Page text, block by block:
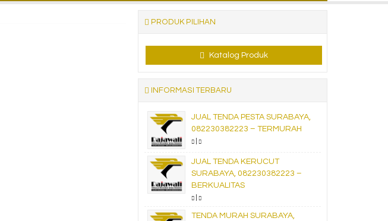
PRODUK PILIHAN
Katalog Produk
INFORMASI TERBARU
JUAL TENDA PESTA SURABAYA,
082230382223 – TERMURAH
|
JUAL TENDA KERUCUT
SURABAYA, 082230382223 –
BERKUALITAS
|
TENDA MURAH SURABAYA,